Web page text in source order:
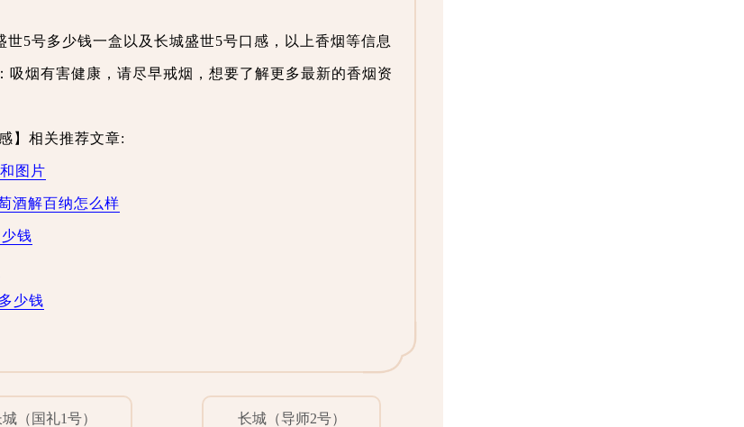
5号多少钱一盒以及长城盛世5号口感，以上香烟等信息
烟有害健康，请尽早戒烟，想要了解更多最新的香烟资
】相关推荐文章:
图片
酒解百纳怎么样
钱
少钱
（国礼1号） 长城（导师2号）